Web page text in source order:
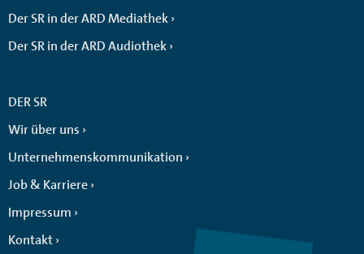
Der SR in der ARD Mediathek
Der SR in der ARD Audiothek
DER SR
Wir über uns
Unternehmenskommunikation
Job & Karriere
Impressum
Kontakt